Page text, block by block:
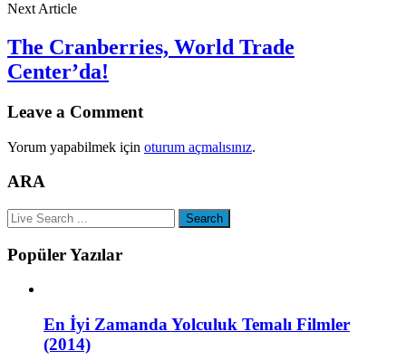
Next Article
The Cranberries, World Trade
Center’da!
Leave a Comment
Yorum yapabilmek için oturum açmalısınız.
ARA
Popüler Yazılar
En İyi Zamanda Yolculuk Temalı Filmler
(2014)